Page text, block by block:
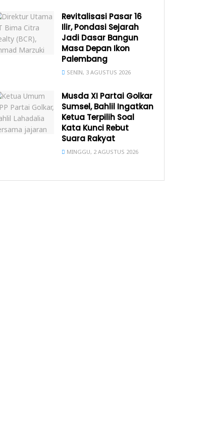
Revitalisasi Pasar 16
Ilir, Pondasi Sejarah
Jadi Dasar Bangun
Masa Depan Ikon
Palembang
SENIN, 3 AGUSTUS 2026
Musda XI Partai Golkar
Sumsel, Bahlil Ingatkan
Ketua Terpilih Soal
Kata Kunci Rebut
Suara Rakyat
MINGGU, 2 AGUSTUS 2026